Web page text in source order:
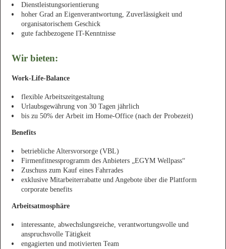
Dienstleistungsorientierung
hoher Grad an Eigenverantwortung, Zuverlässigkeit und
organisatorischem Geschick
gute fachbezogene IT-Kenntnisse
Wir bieten:
Work-Life-Balance
flexible Arbeitszeitgestaltung
Urlaubsgewährung von 30 Tagen jährlich
bis zu 50% der Arbeit im Home-Office (nach der Probezeit)
Benefits
betriebliche Altersvorsorge (VBL)
Firmenfitnessprogramm des Anbieters „EGYM Wellpass“
Zuschuss zum Kauf eines Fahrrades
exklusive Mitarbeiterrabatte und Angebote über die Plattform
corporate benefits
Arbeitsatmosphäre
interessante, abwechslungsreiche, verantwortungsvolle und
anspruchsvolle Tätigkeit
engagierten und motivierten Team